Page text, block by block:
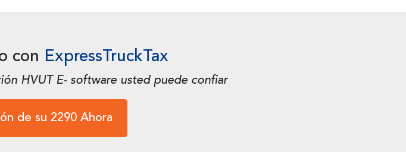
con ExpressTruckTax
HVUT E- software usted puede confiar
de su 2290 Ahora